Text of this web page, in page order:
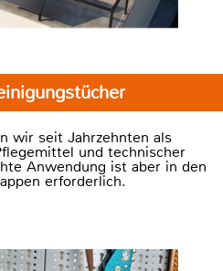
wir seit Jahrzehnten als
und technischer
Anwendung ist aber in den
erforderlich.